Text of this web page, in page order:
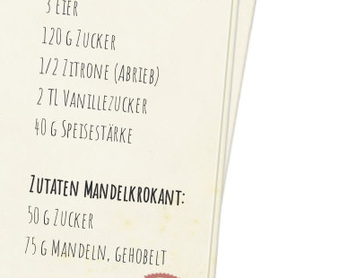
3 Eier
120 g Zucker
1/2 Zitrone (Abrieb)
2 TL Vanillezucker
40 g Speisestärke
Zutaten Mandelkrokant:
50 g Zucker
75 g Mandeln, gehobelt